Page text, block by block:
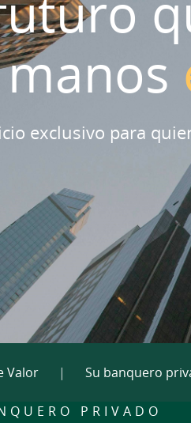
exclusivo para
Valor | Su banquero
PRIVADO